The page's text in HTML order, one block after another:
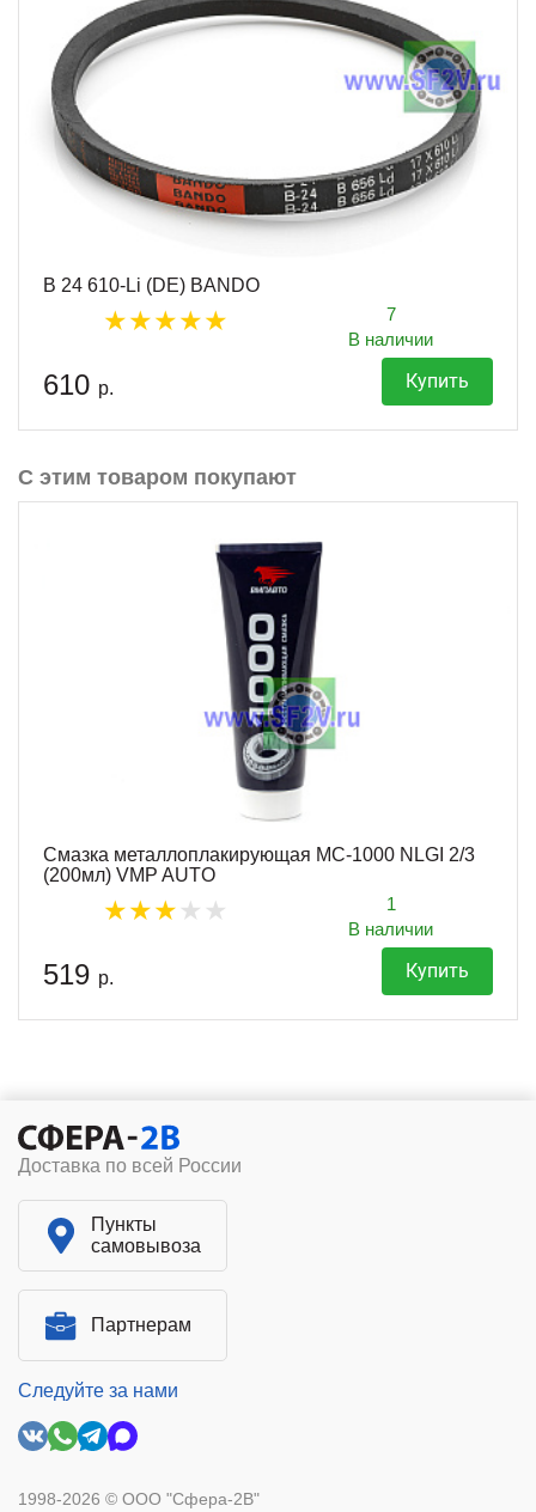
B 24 610-Li (DE) BANDO
7
В наличии
610 р. Купить
С этим товаром покупают
Смазка металлоплакирующая МС-1000 NLGI 2/3
(200мл) VMP AUTO
1
В наличии
519 р. Купить
Доставка по всей России
Пункты
самовывоза
Партнерам
Следуйте за нами
1998-2026 © ООО "Сфера-2В"